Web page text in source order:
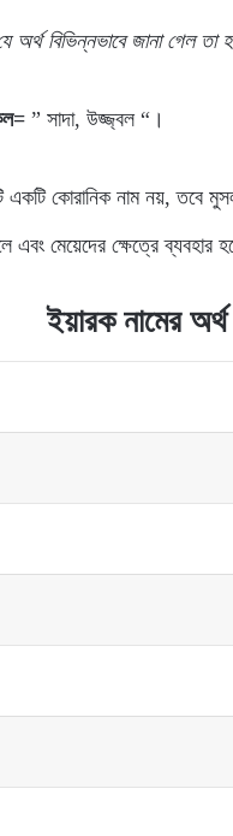
অর্থবিভিন্নভাবে জানা গেলতা
” সাদা, উজ্জ্বল “।
একটি কোরানিক নাম নয়, তবে
এবং মেয়েদের ক্ষেত্রে ব্যবহার
ইয়ারক নামের অর্থ